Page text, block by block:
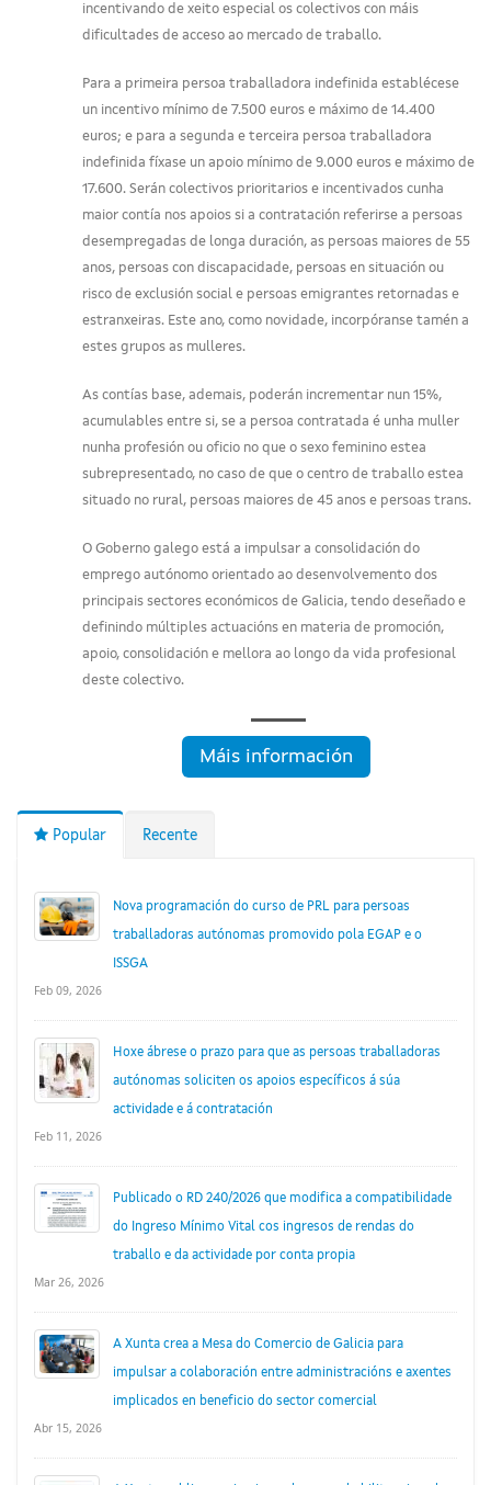
incentivando de xeito especial os colectivos con máis
dificultades de acceso ao mercado de traballo.
Para a primeira persoa traballadora indefinida establécese
un incentivo mínimo de 7.500 euros e máximo de 14.400
euros; e para a segunda e terceira persoa traballadora
indefinida fíxase un apoio mínimo de 9.000 euros e máximo de
17.600. Serán colectivos prioritarios e incentivados cunha
maior contía nos apoios si a contratación referirse a persoas
desempregadas de longa duración, as persoas maiores de 55
anos, persoas con discapacidade, persoas en situación ou
risco de exclusión social e persoas emigrantes retornadas e
estranxeiras. Este ano, como novidade, incorpóranse tamén a
estes grupos as mulleres.
As contías base, ademais, poderán incrementar nun 15%,
acumulables entre si, se a persoa contratada é unha muller
nunha profesión ou oficio no que o sexo feminino estea
subrepresentado, no caso de que o centro de traballo estea
situado no rural, persoas maiores de 45 anos e persoas trans.
O Goberno galego está a impulsar a consolidación do
emprego autónomo orientado ao desenvolvemento dos
principais sectores económicos de Galicia, tendo deseñado e
definindo múltiples actuacións en materia de promoción,
apoio, consolidación e mellora ao longo da vida profesional
deste colectivo.
Máis información
Popular Recente
Nova programación do curso de PRL para persoas
traballadoras autónomas promovido pola EGAP e o
ISSGA
Feb 09, 2026
Hoxe ábrese o prazo para que as persoas traballadoras
autónomas soliciten os apoios específicos á súa
actividade e á contratación
Feb 11, 2026
Publicado o RD 240/2026 que modifica a compatibilidade
do Ingreso Mínimo Vital cos ingresos de rendas do
traballo e da actividade por conta propia
Mar 26, 2026
A Xunta crea a Mesa do Comercio de Galicia para
impulsar a colaboración entre administracións e axentes
implicados en beneficio do sector comercial
Abr 15, 2026